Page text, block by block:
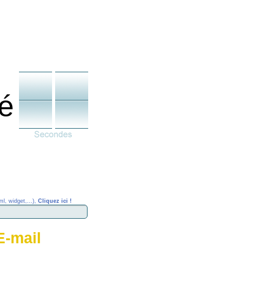
widget,...), Cliquez ici !
mail